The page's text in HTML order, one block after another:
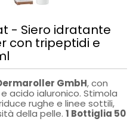
- Siero idratante
con tripeptidi e
GmbH, con
acido ialuronico. Stimola
rughe e linee sottili,
della pelle. 1 Bottiglia 50